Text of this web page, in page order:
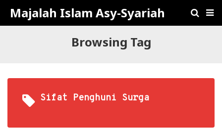
Majalah Islam Asy-Syariah
Browsing Tag
Sifat Penghuni Surga